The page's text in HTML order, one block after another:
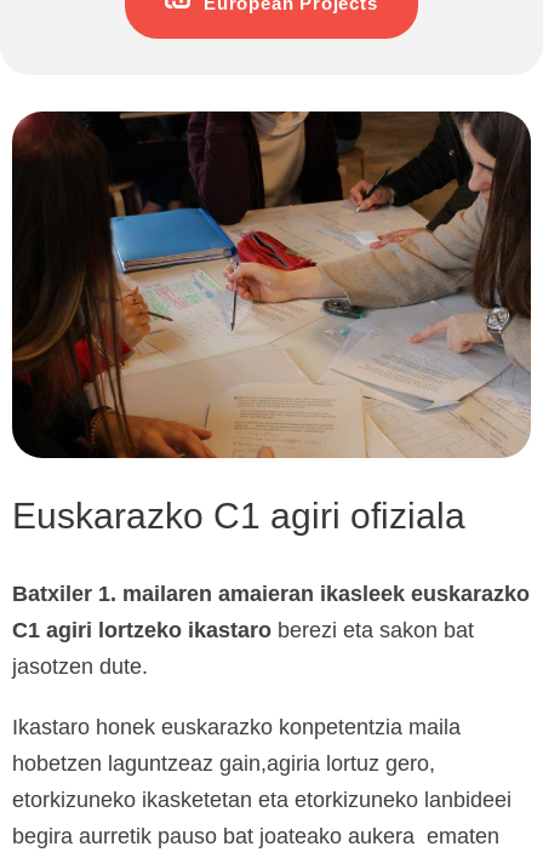
Euskarazko C1 agiri ofiziala
Batxiler 1. mailaren amaieran ikasleek euskarazko
C1 agiri lortzeko ikastaro berezi eta sakon bat
jasotzen dute.
Ikastaro honek euskarazko konpetentzia maila
hobetzen laguntzeaz gain,agiria lortuz gero,
etorkizuneko ikasketetan eta etorkizuneko lanbideei
begira aurretik pauso bat joateako aukera ematen